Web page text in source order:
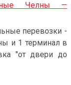
Челны —
перевозки -
и 1 терминал в
"от двери до